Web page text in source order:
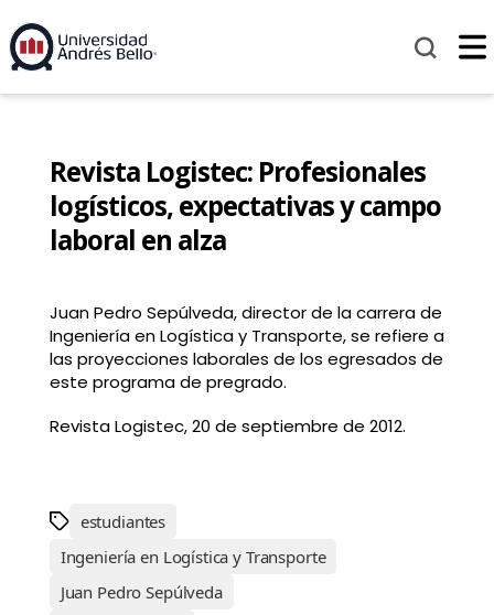
Revista Logistec: Profesionales
logísticos, expectativas y campo
laboral en alza
Juan Pedro Sepúlveda, director de la carrera de
Ingeniería en Logística y Transporte, se refiere a
las proyecciones laborales de los egresados de
este programa de pregrado.
Revista Logistec, 20 de septiembre de 2012.
estudiantes
Ingeniería en Logística y Transporte
Juan Pedro Sepúlveda